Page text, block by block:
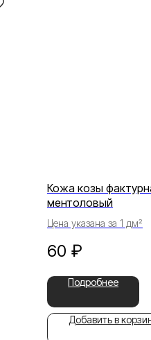
Кожа козы
ментоловый
Цена указана за 1 дм²
60 ₽
Подробнее
Добавить в